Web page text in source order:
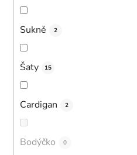
Sukně 2
Šaty 15
Cardigan 2
Bodýčko 0